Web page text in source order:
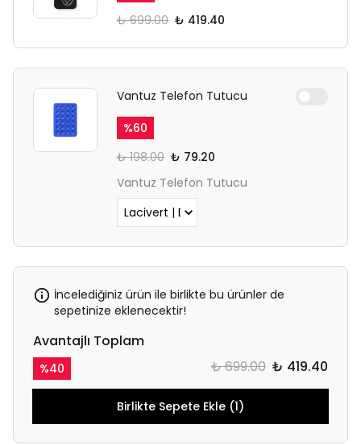
₺ 699.00 ₺ 419.40
Vantuz Telefon Tutucu
%60
₺ 198.00 ₺ 79.20
Vantuz Telefon Tutucu
İncelediğiniz ürün ile birlikte bu ürünler de
sepetinize eklenecektir!
Avantajlı Toplam
%40 ₺ 699.00 ₺ 419.40
Birlikte Sepete Ekle (1)